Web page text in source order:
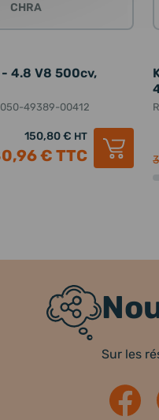
CHRA
4.8 V8 500cv,
050-49389-00412
150,80 € HT
€ TTC
Sur les